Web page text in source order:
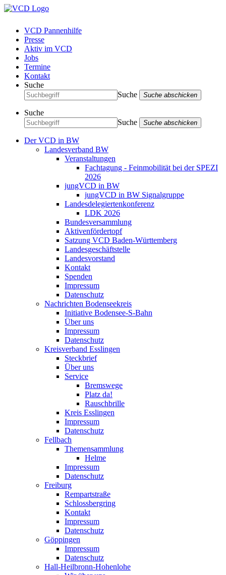
VCD Pannenhilfe
Presse
Aktiv im VCD
Jobs
Termine
Kontakt
Suche
Suche
Suche abschicken
Suche
Suche
Suche abschicken
Der VCD in BW
Landesverband BW
Veranstaltungen
Fachtagung - Feinmobilität bei der SPEZI
2026
jungVCD in BW
jungVCD in BW Signalgruppe
Landesdelegiertenkonferenz
LDK 2026
Bundesversammlung
Aktivenfördertopf
Satzung VCD Baden-Württemberg
Landesgeschäftstelle
Landesvorstand
Kontakt
Spenden
Impressum
Datenschutz
Nachrichten Bodenseekreis
Initiative Bodensee-S-Bahn
Über uns
Impressum
Datenschutz
Kreisverband Esslingen
Steckbrief
Über uns
Service
Bremswege
Platz da!
Rauschbrille
Kreis Esslingen
Impressum
Datenschutz
Fellbach
Themensammlung
Helme
Impressum
Datenschutz
Freiburg
Rempartstraße
Schlossbergring
Kontakt
Impressum
Datenschutz
Göppingen
Impressum
Datenschutz
Hall-Heilbronn-Hohenlohe